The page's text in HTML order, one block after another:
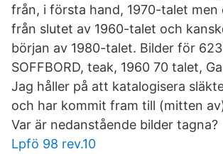
från, i första hand, 1970-talet men
från slutet av 1960-talet och
början av 1980-talet. Bilder för
SOFFBORD, teak, 1960 70 talet,
Jag håller på att katalogisera
och har kommit fram till (mitten
Var är nedanstående bilder tagna?
Lpfö 98 rev.10